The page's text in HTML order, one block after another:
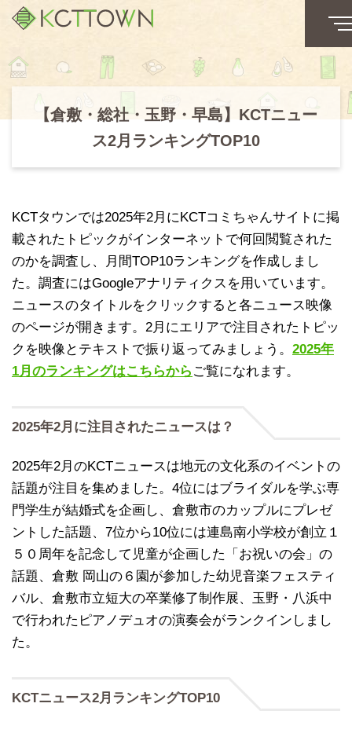
【倉敷・総社・玉野・早島】KCTニュー
ス2月ランキングTOP10
KCTタウンでは2025年2月にKCTコミちゃんサイトに掲
載されたトピックがインターネットで何回閲覧された
のかを調査し、月間TOP10ランキングを作成しまし
た。調査にはGoogleアナリティクスを用いています。
ニュースのタイトルをクリックすると各ニュース映像
のページが開きます。2月にエリアで注目されたトピッ
クを映像とテキストで振り返ってみましょう。 2025年
1月のランキングはこちらから ご覧になれます。
2025年2月に注目されたニュースは？
2025年2月のKCTニュースは地元の文化系のイベントの
話題が注目を集めました。4位にはブライダルを学ぶ専
門学生が結婚式を企画し、倉敷市のカップルにプレゼ
ントした話題、7位から10位には連島南小学校が創立１
５０周年を記念して児童が企画した「お祝いの会」の
話題、倉敷 岡山の６園が参加した幼児音楽フェスティ
バル、倉敷市立短大の卒業修了制作展、玉野・八浜中
で行われたピアノデュオの演奏会がランクインしまし
た。
KCTニュース2月ランキングTOP10